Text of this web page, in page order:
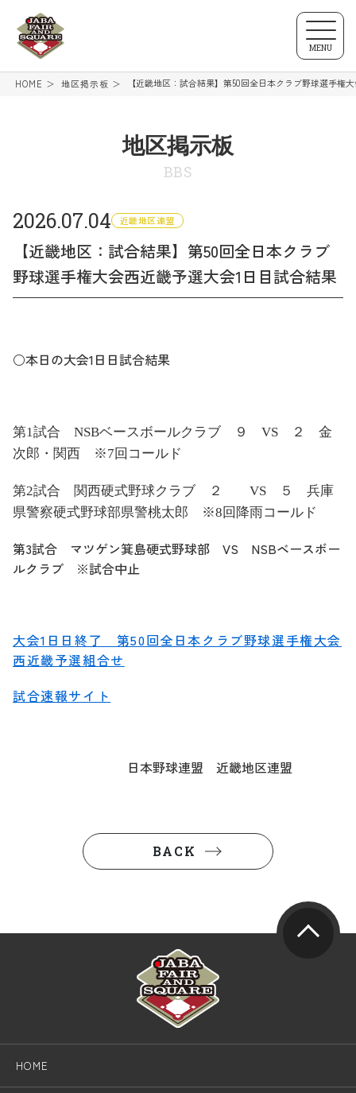
MENU
HOME 地区掲示板 【近畿地区：試合結果】第50回全日本クラブ野球選手権
地区掲示板
BBS
2026.07.04 近畿地区連盟
【近畿地区：試合結果】第50回全日本クラブ
野球選手権大会西近畿予選大会1日目試合結果
○本日の大会1日日試合結果
第1試合 NSBベースボールクラブ ９ VS ２ 金
次郎・関西 ※7回コールド
第2試合 関西硬式野球クラブ ２ VS ５ 兵庫
県警察硬式野球部県警桃太郎 ※8回降雨コールド
第3試合 マツゲン箕島硬式野球部 VS NSBベースボー
ルクラブ ※試合中止
大会1日日終了 第50回全日本クラブ野球選手権大会
西近畿予選組合せ
試合速報サイト
日本野球連盟 近畿地区連盟
BACK
HOME